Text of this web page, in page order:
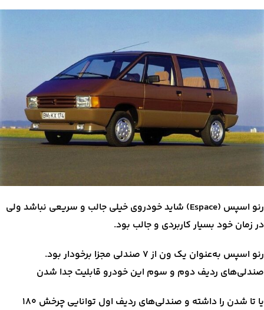
رنو اسپس (Espace) شاید خودروی خیلی جالب و سریعی نباشد ولی
در زمان خود بسیار کاربردی و جالب بود.
رنو اسپس به‌عنوان یک ون از ۷ صندلی مجزا برخودار بود.
صندلی‌های ردیف دوم و سوم این خودرو قابلیت جدا شدن
یا تا شدن را داشته و صندلی‌های ردیف اول توانایی چرخش ۱۸۰